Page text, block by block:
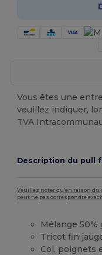
Vous êtes une
veuillez indiquer,
TVA
Description du pull
Veuillez noter qu'en raison du
peut ne pas correspondre
Mélange 50%
Tricot fin
Col, poignets